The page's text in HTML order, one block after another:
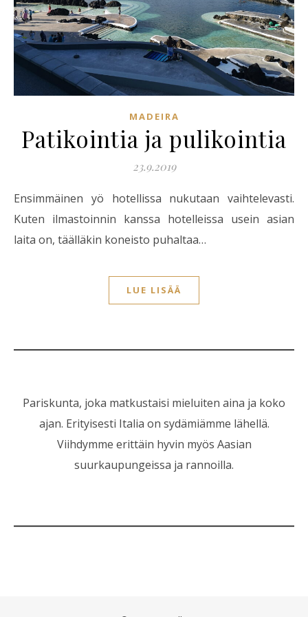
MADEIRA
Patikointia ja pulikointia
23.9.2019
Ensimmäinen yö hotellissa nukutaan vaihtelevasti.
Kuten ilmastoinnin kanssa hotelleissa usein asian
laita on, täälläkin koneisto puhaltaa…
LUE LISÄÄ
Pariskunta, joka matkustaisi mieluiten aina ja koko
ajan. Erityisesti Italia on sydämiämme lähellä.
Viihdymme erittäin hyvin myös Aasian
suurkaupungeissa ja rannoilla.